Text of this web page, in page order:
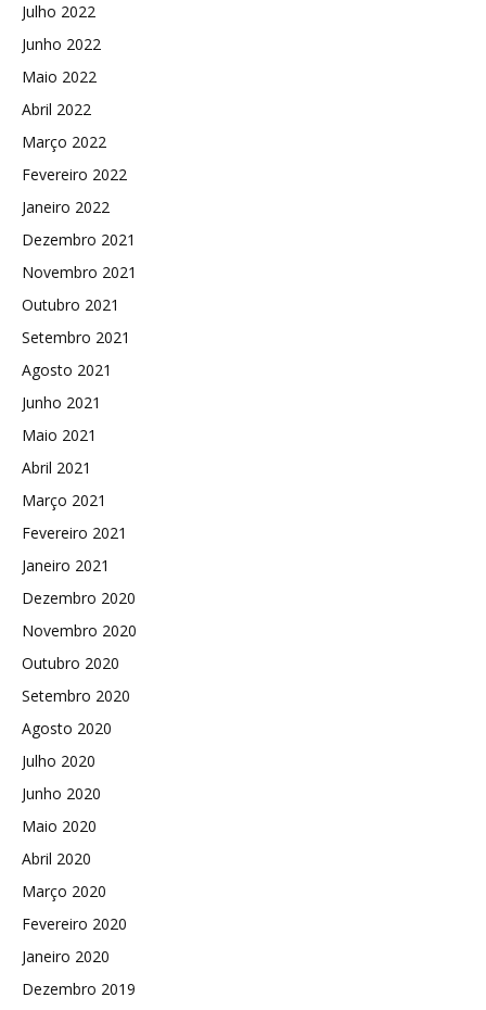
Julho 2022
Junho 2022
Maio 2022
Abril 2022
Março 2022
Fevereiro 2022
Janeiro 2022
Dezembro 2021
Novembro 2021
Outubro 2021
Setembro 2021
Agosto 2021
Junho 2021
Maio 2021
Abril 2021
Março 2021
Fevereiro 2021
Janeiro 2021
Dezembro 2020
Novembro 2020
Outubro 2020
Setembro 2020
Agosto 2020
Julho 2020
Junho 2020
Maio 2020
Abril 2020
Março 2020
Fevereiro 2020
Janeiro 2020
Dezembro 2019